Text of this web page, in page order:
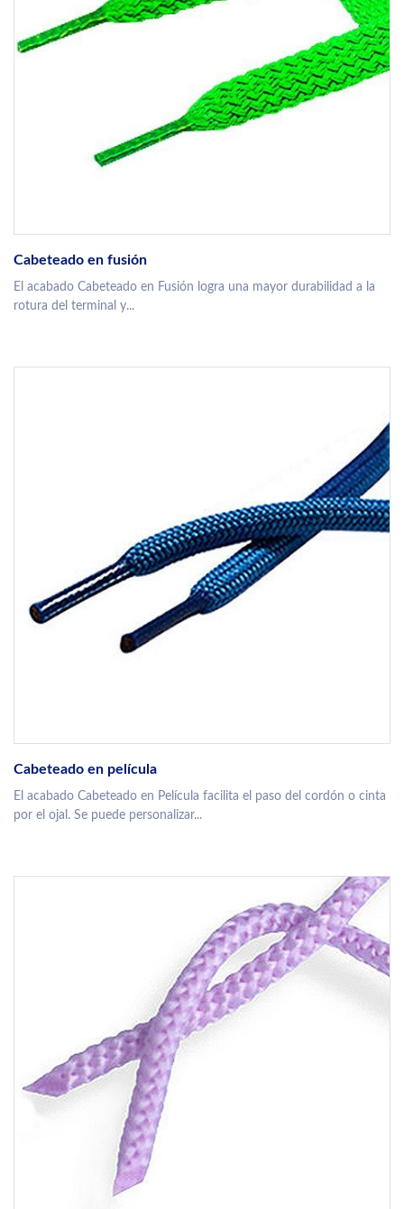
Cabeteado en fusión
El acabado Cabeteado en Fusión logra una mayor durabilidad a la
rotura del terminal y...
Cabeteado en película
El acabado Cabeteado en Película facilita el paso del cordón o cinta
por el ojal. Se puede personalizar...